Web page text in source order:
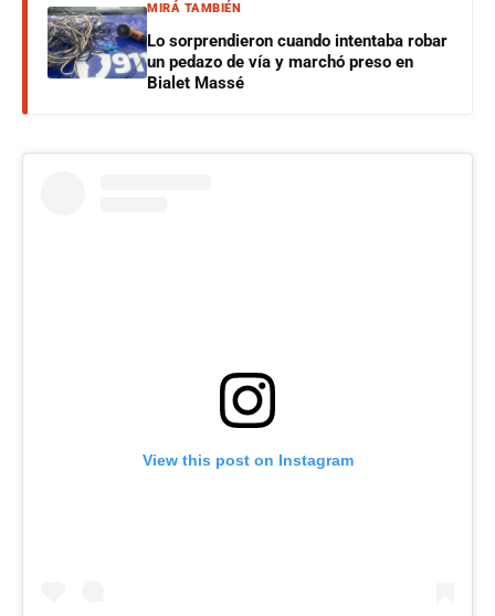
MIRÁ TAMBIÉN
Lo sorprendieron cuando intentaba robar
un pedazo de vía y marchó preso en
Bialet Massé
View this post on Instagram